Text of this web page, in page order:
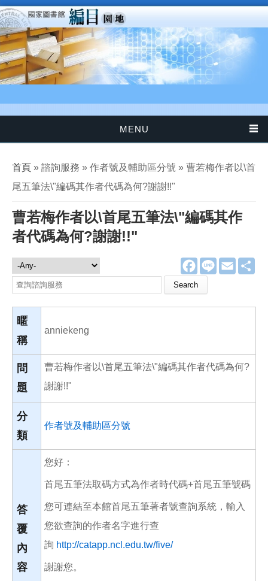
移至主內容
MENU
您在這裡
首頁 » 諮詢服務 » 作者號及輔助區分號 » 曹若梅作者以\首
尾五筆法\"編碼其作者代碼為何?謝謝!!"
曹若梅作者以\首尾五筆法\"編碼其作
者代碼為何?謝謝!!"
F
a
e
o
L
E
m
諮詢服務
Search this site
暱
稱
anniekeng
問
題
曹若梅作者以\首尾五筆法\"編碼其作者代碼為何?
謝謝!!"
分
類
作者號及輔助區分號
答
覆
內
容
您好：
首尾五筆法取碼方式為作者時代碼+首尾五筆號碼
您可連結至本館首尾五筆著者號查詢系統，輸入
您欲查詢的作者名字進行查
詢 http://catapp.ncl.edu.tw/five/
謝謝您。